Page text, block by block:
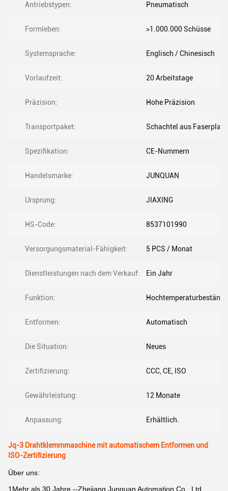
Antriebstypen: Pneumatisch
Formleben: >1.000.000 Schüsse
Systemsprache: Englisch / Chinesisch
Vorlaufzeit: 20 Arbeitstage
Präzision: Hohe Präzision
Transportpaket: Schachtel aus
Spezifikation: CE-Nummern
Handelsmarke: JUNQUAN
Ursprung: JIAXING
HS-Code: 8537101990
Versorgungsmaterial-Fähigkeit: 5 PCS / Monat
Dienstleistungen nach dem Verkauf: Ein Jahr
Funktion:
Entformen: Automatisch
Die Situation: Neues
Zertifizierung: CCC, CE, ISO
Gewährleistung: 12 Monate
Anpassung: Erhältlich.
Jq-3 Drahtklemmmaschine mit automatischem Entformen und
ISO-Zertifizierung
Über uns:
1Mehr als 30 Jahre --Zhejiang Junquan Automation Co., Ltd